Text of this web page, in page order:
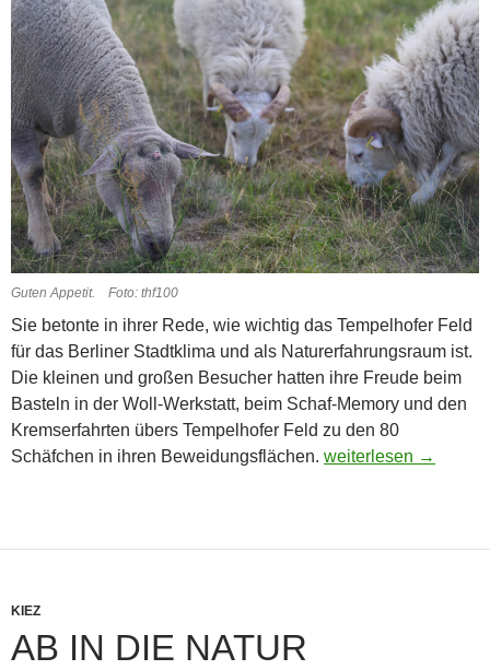
Guten Appetit. Foto: thf100
Sie betonte in ihrer Rede, wie wichtig das Tempelhofer Feld
für das Berliner Stadtklima und als Naturerfahrungsraum ist.
Die kleinen und gro­ßen Besucher hatten ihre Freude beim
Basteln in der Woll-Werkstatt, beim Schaf-Memory und den
Kremserfahrten übers Tempelhofer Feld zu den 80
Schäfchen in ihren Beweidungsflächen. Tempelhofer Feld
weiterlesen →
KIEZ
AB IN DIE NATUR